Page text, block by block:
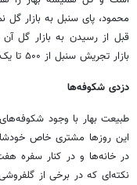
محمود، پای سنبل به بازار
قبل از رسیدن به بازار گل
بازار تجریش سنبل از ۵۰۰ تا یک میلیون تومان قیمت دارد.
دزدی شکوفه‌ها
طبیعت بهار با وجود
این روزها مشتری خاص
در خانه‌ها و در کنار سفره
نکته‌ای که در برخی از